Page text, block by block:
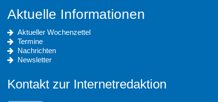
Aktuelle Informationen
Aktueller Wochenzettel
Termine
Nachrichten
Newsletter
Kontakt zur Internetredaktion